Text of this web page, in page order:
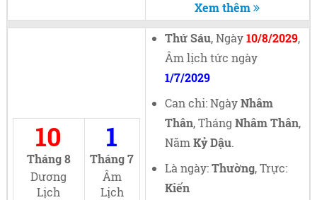
Xem thêm
10
Tháng 8
Dương
Lịch
1
Tháng 7
Âm
Lịch
Thứ Sáu, Ngày10/8/2029,
Âm lịch tức ngày
1/7/2029
Can chi: NgàyNhâm
Thân, Tháng Nhâm Thân,
Năm Kỷ Dậu.
Là ngày:Thường, Trực:
Kiến